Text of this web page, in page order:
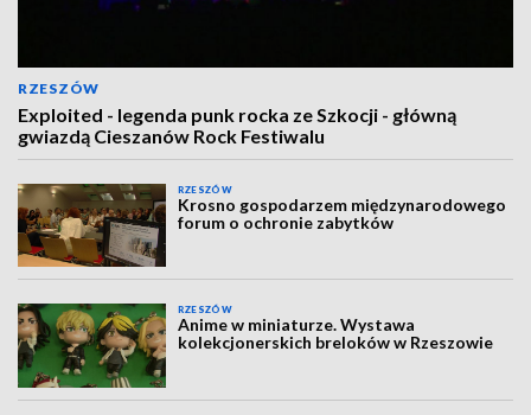
RZESZÓW
Exploited - legenda punk rocka ze Szkocji - główną
gwiazdą Cieszanów Rock Festiwalu
RZESZÓW
Krosno gospodarzem międzynarodowego
forum o ochronie zabytków
RZESZÓW
Anime w miniaturze. Wystawa
kolekcjonerskich breloków w Rzeszowie